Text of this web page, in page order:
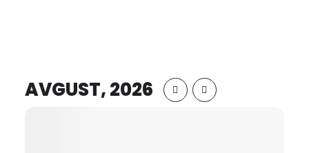
AVGUST, 2026